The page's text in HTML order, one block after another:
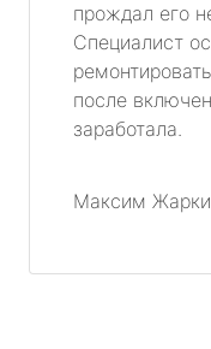
прождал его
Специалист
после
заработала.
Максим